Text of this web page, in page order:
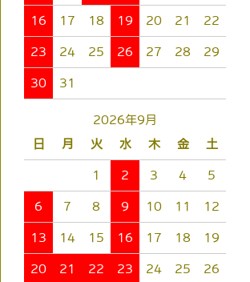
16 17 18 19 20 21 22
23 24 25 26 27 28 29
30 31
2026年9月
日
月 火 水 木 金 土
1 2 3 4 5
6 7 8 9 10 11 12
13 14 15 16 17 18 19
20 21 22 23 24 25 26